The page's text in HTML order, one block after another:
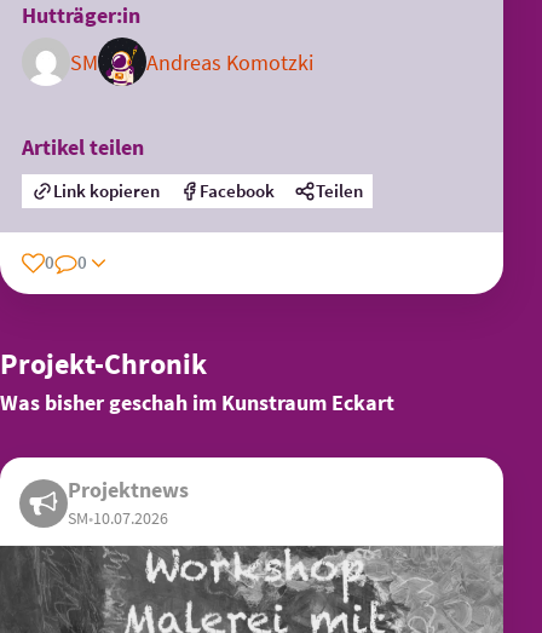
Hutträger:in
SM
Andreas Komotzki
Artikel teilen
Link kopieren Facebook Teilen
0 0
Projekt-Chronik
Was bisher geschah im Kunstraum Eckart
Projektnews
SM•10.07.2026